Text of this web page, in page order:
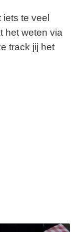
te veel
het weten via
track jij het